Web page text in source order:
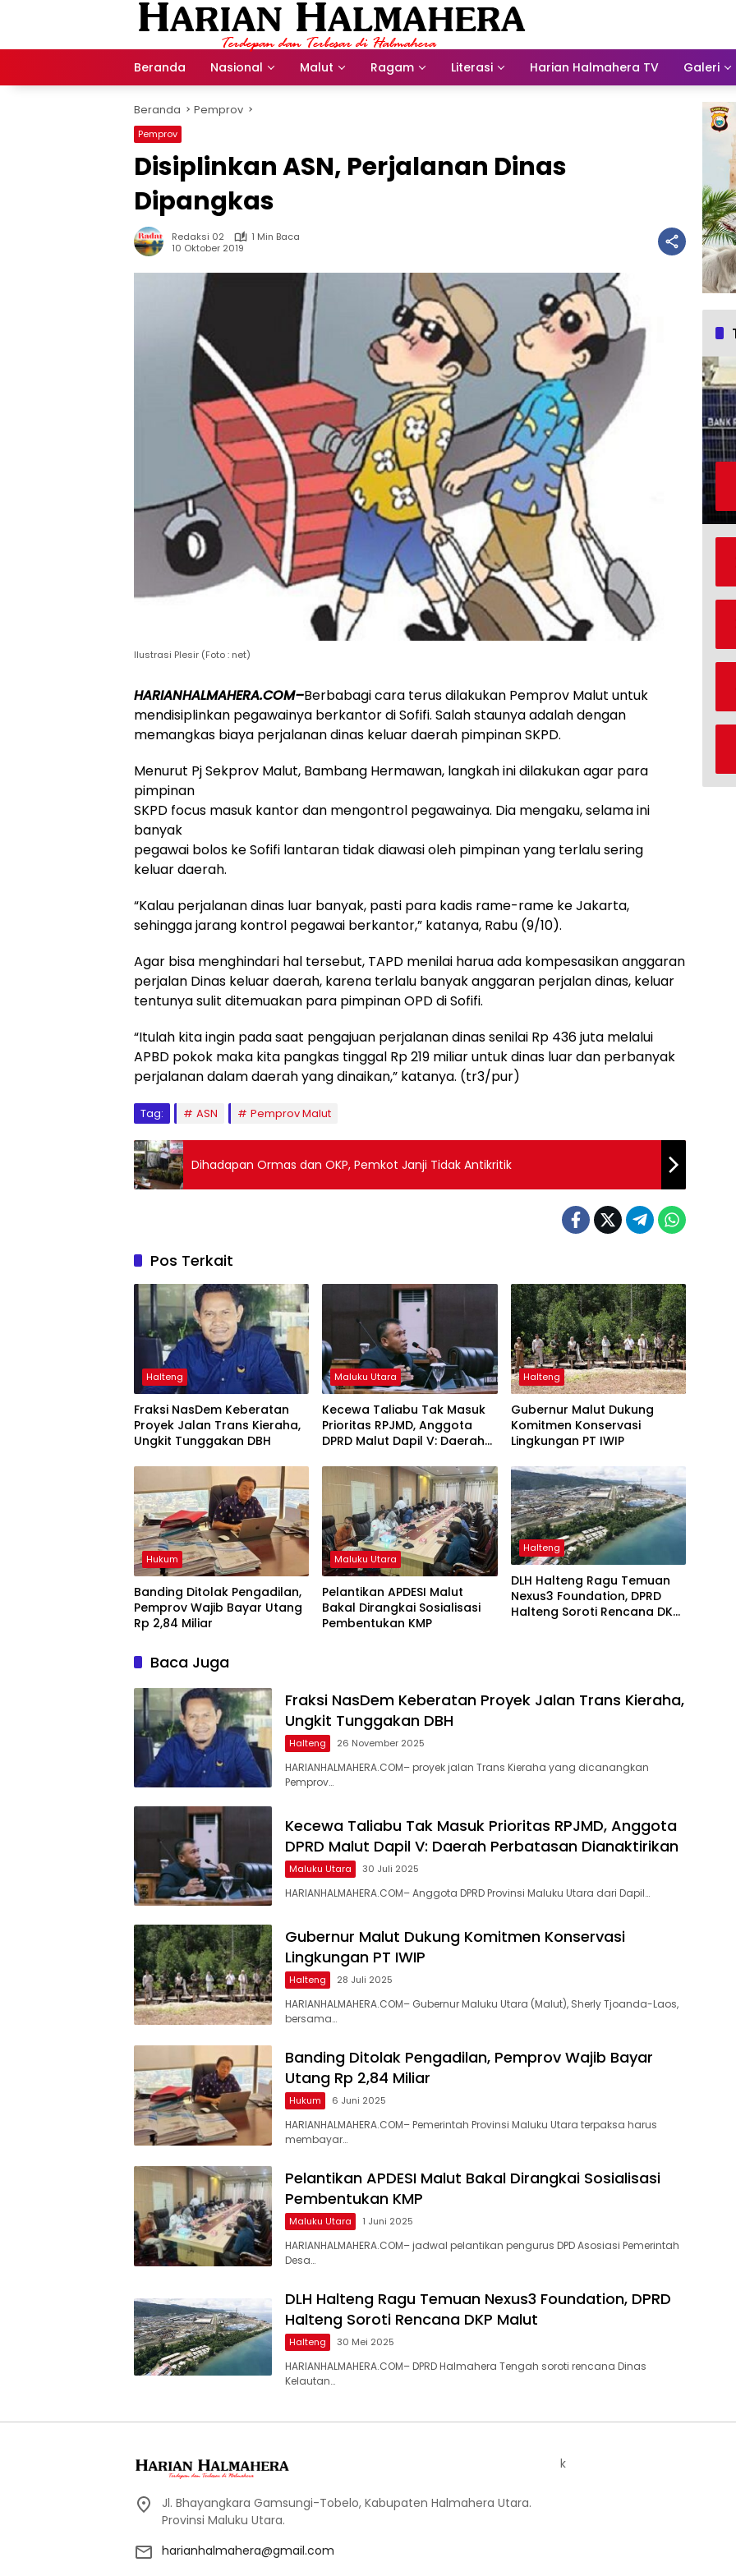
Beranda Nasional Malut Ragam Literasi Harian Halmahera TV Galeri
Beranda Pemprov
Pemprov
Disiplinkan ASN, Perjalanan Dinas
Dipangkas
Redaksi 02
1 Min Baca
10 Oktober 2019
Ilustrasi Plesir (Foto : net)
HARIANHALMAHERA.COM–Berbabagi cara terus dilakukan Pemprov Malut untuk
mendisiplinkan pegawainya berkantor di Sofifi. Salah staunya adalah dengan
memangkas biaya perjalanan dinas keluar daerah pimpinan SKPD.
Menurut Pj Sekprov Malut, Bambang Hermawan, langkah ini dilakukan agar para
pimpinan
SKPD focus masuk kantor dan mengontrol pegawainya. Dia mengaku, selama ini
banyak
pegawai bolos ke Sofifi lantaran tidak diawasi oleh pimpinan yang terlalu sering
keluar daerah.
“Kalau perjalanan dinas luar banyak, pasti para kadis rame-rame ke Jakarta,
sehingga jarang kontrol pegawai berkantor,” katanya, Rabu (9/10).
Agar bisa menghindari hal tersebut, TAPD menilai harua ada kompesasikan anggaran
perjalan Dinas keluar daerah, karena terlalu banyak anggaran perjalan dinas, keluar
tentunya sulit ditemuakan para pimpinan OPD di Sofifi.
“Itulah kita ingin pada saat pengajuan perjalanan dinas senilai Rp 436 juta melalui
APBD pokok maka kita pangkas tinggal Rp 219 miliar untuk dinas luar dan perbanyak
perjalanan dalam daerah yang dinaikan,” katanya. (tr3/pur)
Tag: ASN Pemprov Malut
Dihadapan Ormas dan OKP, Pemkot Janji Tidak Antikritik
Pos Terkait
Halteng
Fraksi NasDem Keberatan
Proyek Jalan Trans Kieraha,
Ungkit Tunggakan DBH
Maluku Utara
Kecewa Taliabu Tak Masuk
Prioritas RPJMD, Anggota
DPRD Malut Dapil V: Daerah
Halteng
Gubernur Malut Dukung
Komitmen Konservasi
Lingkungan PT IWIP
Hukum
Banding Ditolak Pengadilan,
Pemprov Wajib Bayar Utang
Rp 2,84 Miliar
Maluku Utara
Pelantikan APDESI Malut
Bakal Dirangkai Sosialisasi
Pembentukan KMP
Halteng
DLH Halteng Ragu Temuan
Nexus3 Foundation, DPRD
Halteng Soroti Rencana DKP
Baca Juga
Fraksi NasDem Keberatan Proyek Jalan Trans Kieraha,
Ungkit Tunggakan DBH
Halteng 26 November 2025
HARIANHALMAHERA.COM– proyek jalan Trans Kieraha yang dicanangkan
Pemprov…
Kecewa Taliabu Tak Masuk Prioritas RPJMD, Anggota
DPRD Malut Dapil V: Daerah Perbatasan Dianaktirikan
Maluku Utara 30 Juli 2025
HARIANHALMAHERA.COM– Anggota DPRD Provinsi Maluku Utara dari Dapil…
Gubernur Malut Dukung Komitmen Konservasi
Lingkungan PT IWIP
Halteng 28 Juli 2025
HARIANHALMAHERA.COM– Gubernur Maluku Utara (Malut), Sherly Tjoanda-Laos,
bersama…
Banding Ditolak Pengadilan, Pemprov Wajib Bayar
Utang Rp 2,84 Miliar
Hukum 6 Juni 2025
HARIANHALMAHERA.COM– Pemerintah Provinsi Maluku Utara terpaksa harus
membayar…
Pelantikan APDESI Malut Bakal Dirangkai Sosialisasi
Pembentukan KMP
Maluku Utara 1 Juni 2025
HARIANHALMAHERA.COM– jadwal pelantikan pengurus DPD Asosiasi Pemerintah
Desa…
DLH Halteng Ragu Temuan Nexus3 Foundation, DPRD
Halteng Soroti Rencana DKP Malut
Halteng 30 Mei 2025
HARIANHALMAHERA.COM– DPRD Halmahera Tengah soroti rencana Dinas
Kelautan…
Jl. Bhayangkara Gamsungi-Tobelo, Kabupaten Halmahera Utara.
Provinsi Maluku Utara.
harianhalmahera@gmail.com
k